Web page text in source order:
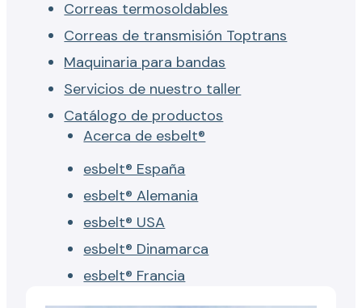
Correas termosoldables
Correas de transmisión Toptrans
Maquinaria para bandas
Servicios de nuestro taller
Catálogo de productos
Acerca de esbelt®
esbelt® España
esbelt® Alemania
esbelt® USA
esbelt® Dinamarca
esbelt® Francia